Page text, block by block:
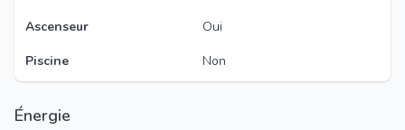
Ascenseur
Oui
Piscine
Non
Énergie